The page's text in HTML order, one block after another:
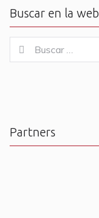
Buscar en la web
for:
Buscar
Partners